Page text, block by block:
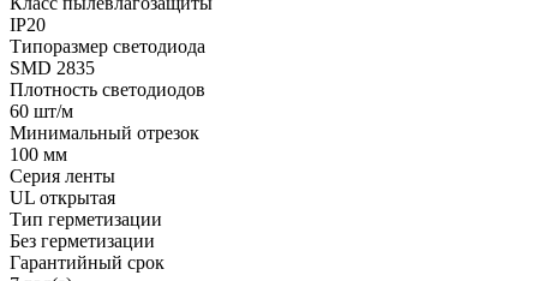
IP20
Типоразмер светодиода
SMD 2835
Плотность светодиодов
60 шт/м
Минимальный отрезок
100 мм
Серия ленты
UL открытая
Тип герметизации
Без герметизации
Гарантийный срок